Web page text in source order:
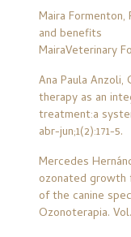
Maira
and benefits
MairaVeterinary
Ana Paula
therapy as an
treatment:a
abr-jun;1(2):171-5.
Mercedes
ozonated growth
of the canine
Ozonoterapia.